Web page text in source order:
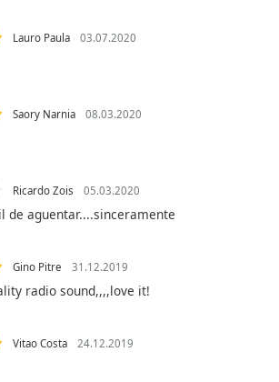
Lauro Paula 03.07.2020
Saory Narnia 08.03.2020
Ricardo Zois 05.03.2020
de aguentar....sinceramente
Gino Pitre 31.12.2019
radio sound,,,,love it!
Vitao Costa 24.12.2019